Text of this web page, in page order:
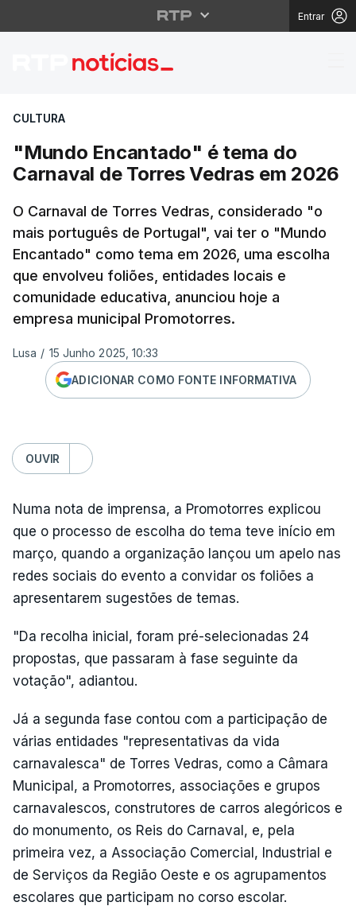
Entrar
"Mundo Encantado"
CULTURA
"Mundo Encantado" é tema do
Carnaval de Torres Vedras em 2026
O Carnaval de Torres Vedras, considerado "o
mais português de Portugal", vai ter o "Mundo
Encantado" como tema em 2026, uma escolha
que envolveu foliões, entidades locais e
comunidade educativa, anunciou hoje a
empresa municipal Promotorres.
Lusa / 15 Junho 2025, 10:33
ADICIONAR COMO FONTE INFORMATIVA
OUVIR
Numa nota de imprensa, a Promotorres explicou
que o processo de escolha do tema teve início em
março, quando a organização lançou um apelo nas
redes sociais do evento a convidar os foliões a
apresentarem sugestões de temas.
"Da recolha inicial, foram pré-selecionadas 24
propostas, que passaram à fase seguinte da
votação", adiantou.
Já a segunda fase contou com a participação de
várias entidades "representativas da vida
carnavalesca" de Torres Vedras, como a Câmara
Municipal, a Promotorres, associações e grupos
carnavalescos, construtores de carros alegóricos e
do monumento, os Reis do Carnaval, e, pela
primeira vez, a Associação Comercial, Industrial e
de Serviços da Região Oeste e os agrupamentos
escolares que participam no corso escolar.